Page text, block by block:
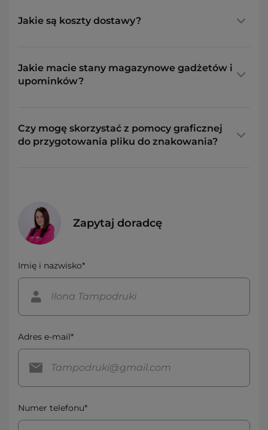
Jakie są koszty dostawy?
Jakie macie stany magazynowe gadżetów i
upominków?
Czy mogę skorzystać z pomocy graficznej
do przygotowania pliku do znakowania?
Zapytaj doradcę
Imię i nazwisko*
Adres e-mail*
Numer telefonu*